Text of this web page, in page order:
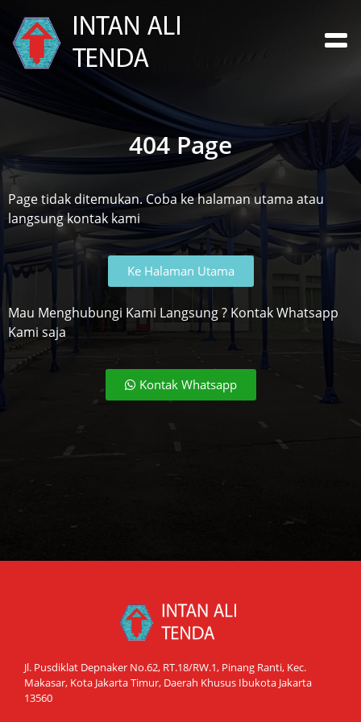
404 Page
Page tidak ditemukan. Coba ke halaman utama atau
langsung kontak kami
Ke Halaman Utama
Mau Menghubungi Kami Langsung ? Kontak Whatsapp
Kami saja
Kontak Whatsapp
Jl. Pusdiklat Depnaker No.62, RT.18/RW.1, Pinang Ranti, Kec.
Makasar, Kota Jakarta Timur, Daerah Khusus Ibukota Jakarta
13560